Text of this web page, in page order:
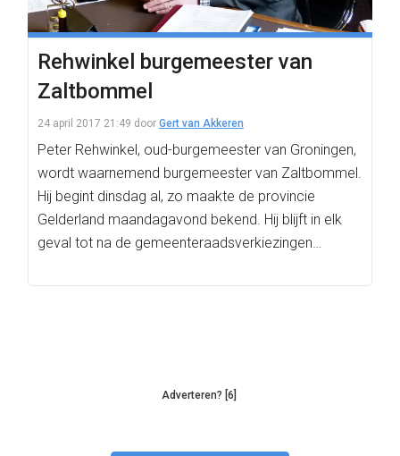
Rehwinkel burgemeester van
Zaltbommel
24 april 2017 21:49 door Gert van Akkeren
Peter Rehwinkel, oud-burgemeester van Groningen,
wordt waarnemend burgemeester van Zaltbommel.
Hij begint dinsdag al, zo maakte de provincie
Gelderland maandagavond bekend. Hij blijft in elk
geval tot na de gemeenteraadsverkiezingen…
Adverteren? [6]